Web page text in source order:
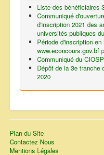
Liste des bénéficiaires
Communiqué
d'inscription 2021 des
universités publiques
Période d'inscription
www.econcours.gov.bf
Communiqué du
Dépôt de la 3e tranche
2020
Plan du Site
Contactez Nous
Mentions Légales